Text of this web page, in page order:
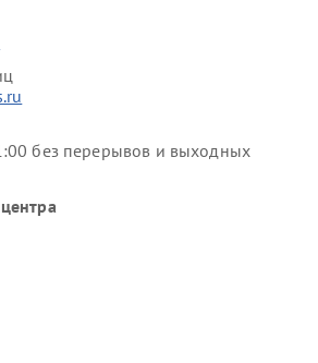
без перерывов и выходных